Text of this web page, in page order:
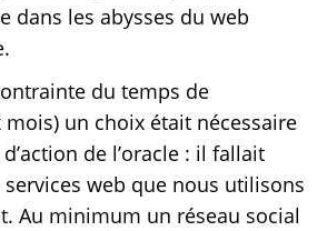
dans les abysses du web
du temps de
un choix était nécessaire
de l’oracle : il fallait
web que nous utilisons
Au minimum un réseau social